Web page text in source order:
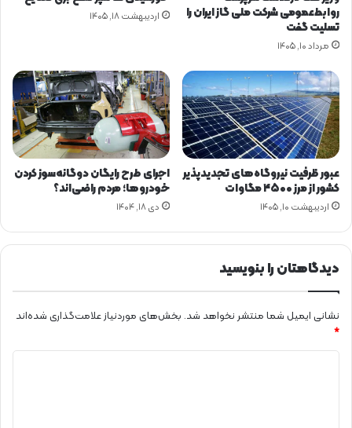
و
ه
ش
گ
ا
ه
م
و
ا
د
و
ا
ر
ژ
ی
روابط‌عمومی شرکت ملی گاز ایران را
تسلیت گفت
مرداد ۱۰, ۱۴۰۵
اردیبهشت ۱۸, ۱۴۰۵
عبور ظرفیت نیروگاه‌های تجدیدپذیر
کشور از مرز ۴۵۰۰ مگاوات
اردیبهشت ۱۰, ۱۴۰۵
اجرای طرح رایگان دوگانه‌سوز کردن
خودروها؛ مردم راضی‌اند؟
دی ۱۸, ۱۴۰۴
دیدگاهتان را بنویسید
نشانی ایمیل شما منتشر نخواهد شد. بخش‌های موردنیاز علامت‌گذاری شده‌اند
*